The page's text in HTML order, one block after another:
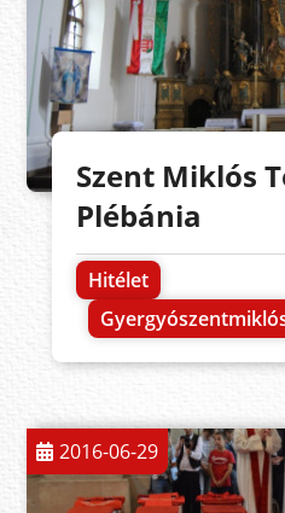
Szent Miklós
Plébánia
Hitélet
2016-06-29